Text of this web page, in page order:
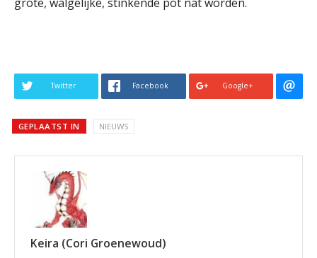
Twitter Facebook Google+
GEPLAATST IN NIEUWS
Keira (Cori Groenewoud)